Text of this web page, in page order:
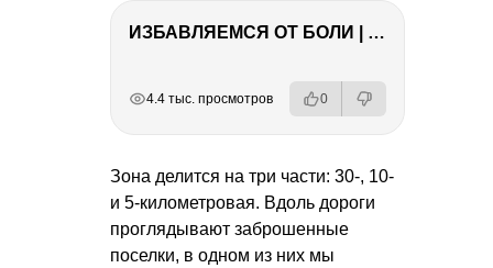
ИЗБАВЛЯЕМСЯ ОТ БОЛИ | Важность режима и питания
4.4 тыс. просмотров 0
Зона делится на три части: 30-, 10-
и 5-километровая. Вдоль дороги
проглядывают заброшенные
поселки, в одном из них мы